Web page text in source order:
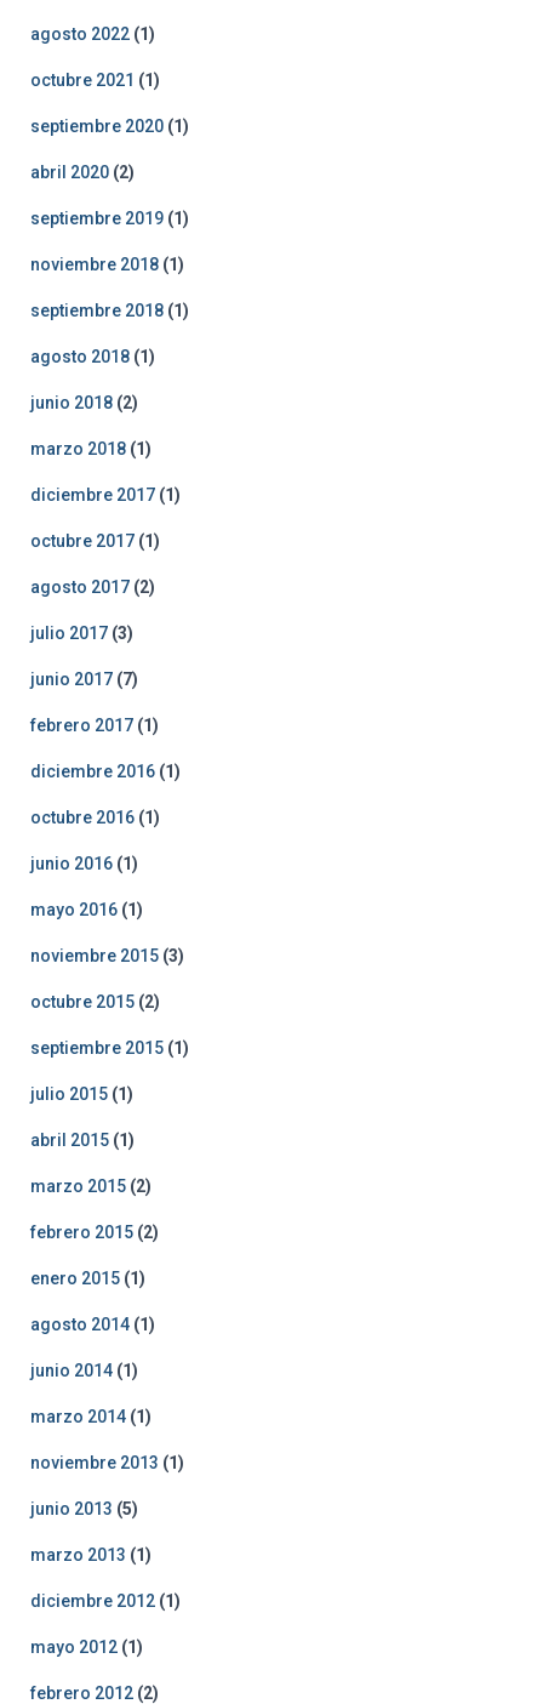
agosto 2022 (1)
octubre 2021 (1)
septiembre 2020 (1)
abril 2020 (2)
septiembre 2019 (1)
noviembre 2018 (1)
septiembre 2018 (1)
agosto 2018 (1)
junio 2018 (2)
marzo 2018 (1)
diciembre 2017 (1)
octubre 2017 (1)
agosto 2017 (2)
julio 2017 (3)
junio 2017 (7)
febrero 2017 (1)
diciembre 2016 (1)
octubre 2016 (1)
junio 2016 (1)
mayo 2016 (1)
noviembre 2015 (3)
octubre 2015 (2)
septiembre 2015 (1)
julio 2015 (1)
abril 2015 (1)
marzo 2015 (2)
febrero 2015 (2)
enero 2015 (1)
agosto 2014 (1)
junio 2014 (1)
marzo 2014 (1)
noviembre 2013 (1)
junio 2013 (5)
marzo 2013 (1)
diciembre 2012 (1)
mayo 2012 (1)
febrero 2012 (2)